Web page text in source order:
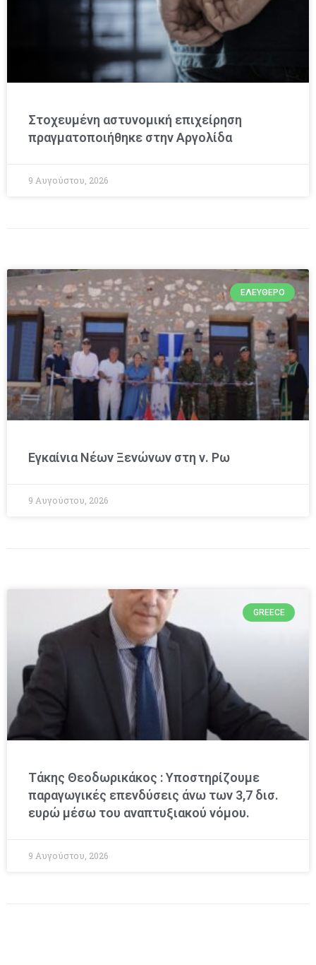
Στοχευμένη αστυνομική επιχείρηση
πραγματοποιήθηκε στην Αργολίδα
9 Αυγούστου, 2026
ΕΛΕΎΘΕΡΟ
Εγκαίνια Νέων Ξενώνων στη ν. Ρω
9 Αυγούστου, 2026
GREECE
Τάκης Θεοδωρικάκος : Υποστηρίζουμε
παραγωγικές επενδύσεις άνω των 3,7 δισ.
ευρώ μέσω του αναπτυξιακού νόμου.
9 Αυγούστου, 2026